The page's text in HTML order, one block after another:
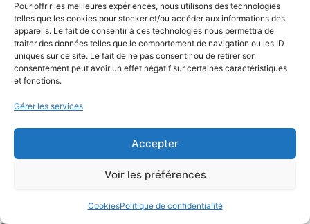
Pour offrir les meilleures expériences, nous utilisons des technologies
telles que les cookies pour stocker et/ou accéder aux informations des
appareils. Le fait de consentir à ces technologies nous permettra de
traiter des données telles que le comportement de navigation ou les ID
uniques sur ce site. Le fait de ne pas consentir ou de retirer son
consentement peut avoir un effet négatif sur certaines caractéristiques
et fonctions.
Gérer les services
Accepter
Voir les préférences
CookiesPolitique de confidentialité
sur l’utilisation du Site Internet sont en règle générale transmises à
des serveurs sous le contrôle de Google Inc., aux USA, où elles
sont enregistrées. Lorsque l’activation de l’anonymisation des IP sur
le Site Internet est activée, l’adresse IP est raccourcie lorsqu’elle se
réfère à une adresse en Suisse et/ou dans les États membres de
Convention sur l’Espace économique européen, avant la
transmission aux serveurs de Google Inc., aux USA. La
transmission de l’adresse IP complète peut également intervenir
dans certains cas. Selon les informations dont nous disposons,
l’adresse IP anonymisée transmise dans le cadre de Google
disposerait Google Inc. en lien avec tout utilisateur potentiellement